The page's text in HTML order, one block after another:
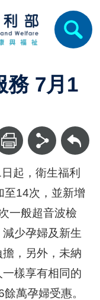
務 7月1
回上一頁
起，衛生福利
至14次，並新增
一般超音波檢
少孕婦及新生
，另外，未納
樣享有相同的
萬孕婦受惠。